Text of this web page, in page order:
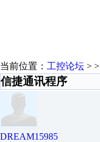
当前位置： 工控论坛 > >
信捷通讯程序
DREAM15985